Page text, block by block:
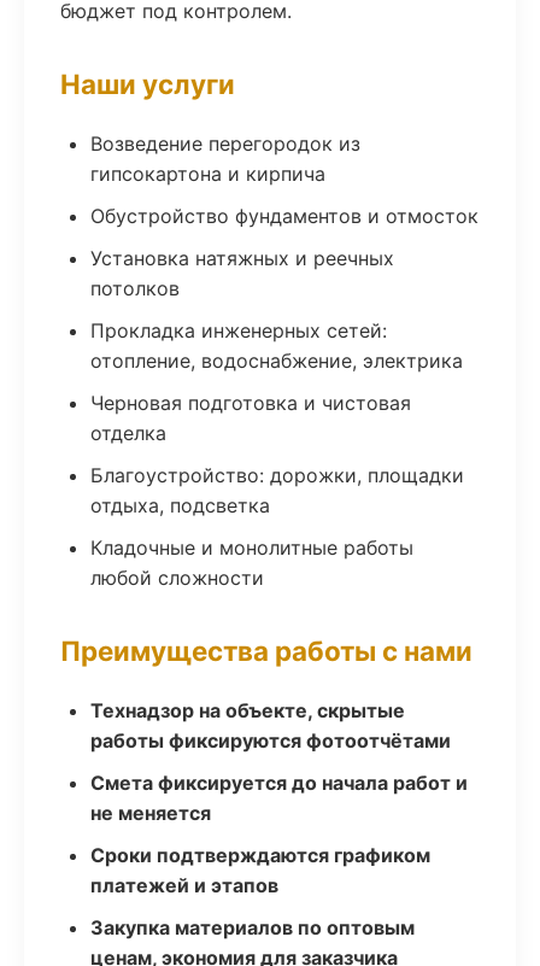
бюджет под контролем.
Наши услуги
Возведение перегородок из
гипсокартона и кирпича
Обустройство фундаментов и отмосток
Установка натяжных и реечных
потолков
Прокладка инженерных сетей:
отопление, водоснабжение, электрика
Черновая подготовка и чистовая
отделка
Благоустройство: дорожки, площадки
отдыха, подсветка
Кладочные и монолитные работы
любой сложности
Преимущества работы с нами
Технадзор на объекте, скрытые
работы фиксируются фотоотчётами
Смета фиксируется до начала работ и
не меняется
Сроки подтверждаются графиком
платежей и этапов
Закупка материалов по оптовым
ценам, экономия для заказчика